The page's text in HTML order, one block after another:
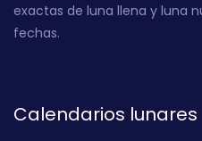
exactas de luna llena y luna
fechas.
Calendarios lunares